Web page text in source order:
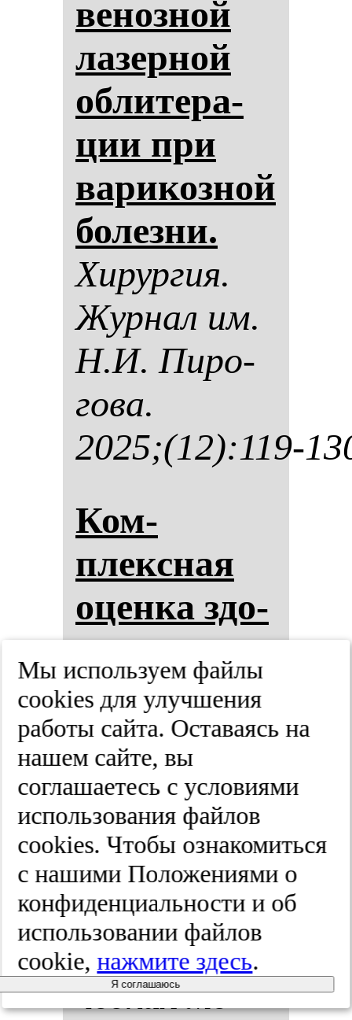
ве­ноз­ной
ла­зер­ной
об­ли­те­ра­
ции при
ва­ри­коз­ной
бо­лез­ни.
Хи­рур­гия.
Жур­нал им.
Н.И. Пи­ро­
го­ва.
2025;(12):119-
Ком­
плексная
оцен­ка здо­
ровья сту­
ден­тов по
ре­зуль­та­
там об­сле­
до­ва­ний в
цен­тре здо­
ровья. Про­
фи­лак­ти­
чес­кая ме­
Мы используем файлы
cооkies для улучшения
работы сайта. Оставаясь на
нашем сайте, вы
соглашаетесь с условиями
использования файлов
cооkies. Чтобы ознакомиться
с нашими Положениями о
конфиденциальности и об
использовании файлов
cookie,нажмите здесь.
Я соглашаюсь